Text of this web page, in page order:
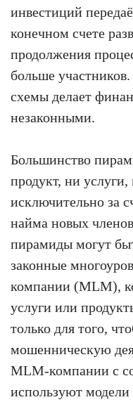
инвестиций
конечном счете
продолжения
больше
схемы делает
незаконными.
Большинство
продукт, ни
исключительно за
найма новых
пирамиды могут
законные
компании (MLM),
услуги или
только для того,
мошенническую
MLM-компании с
используют